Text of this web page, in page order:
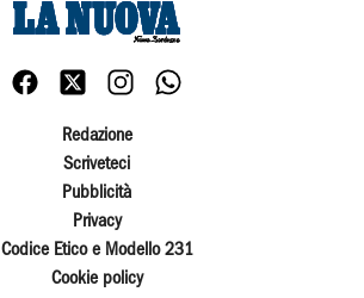
Redazione
Scriveteci
Pubblicità
Privacy
Codice Etico e Modello 231
Cookie policy